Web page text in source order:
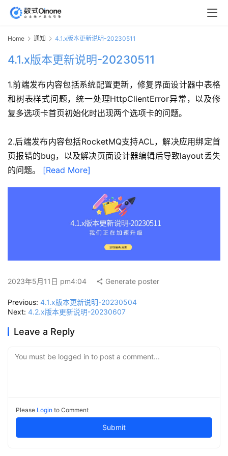
Home 通知 4.1.x版本更新说明-20230511
4.1.x版本更新说明-20230511
1.前端发布内容包括系统配置更新，修复界面设计器中表格
和树表样式问题，统一处理HttpClientError异常，以及修
复多选项卡首页初始化时出现两个选项卡的问题。
2.后端发布内容包括RocketMQ支持ACL，解决应用绑定首
页报错的bug，以及解决页面设计器编辑后导致layout丢失
的问题。 [Read More]
2023年5月11日 pm4:04 Generate poster
Previous: 4.1.x版本更新说明-20230504
Next: 4.2.x版本更新说明-20230607
Leave a Reply
You must be logged in to post a comment...
Please Login to Comment
Submit